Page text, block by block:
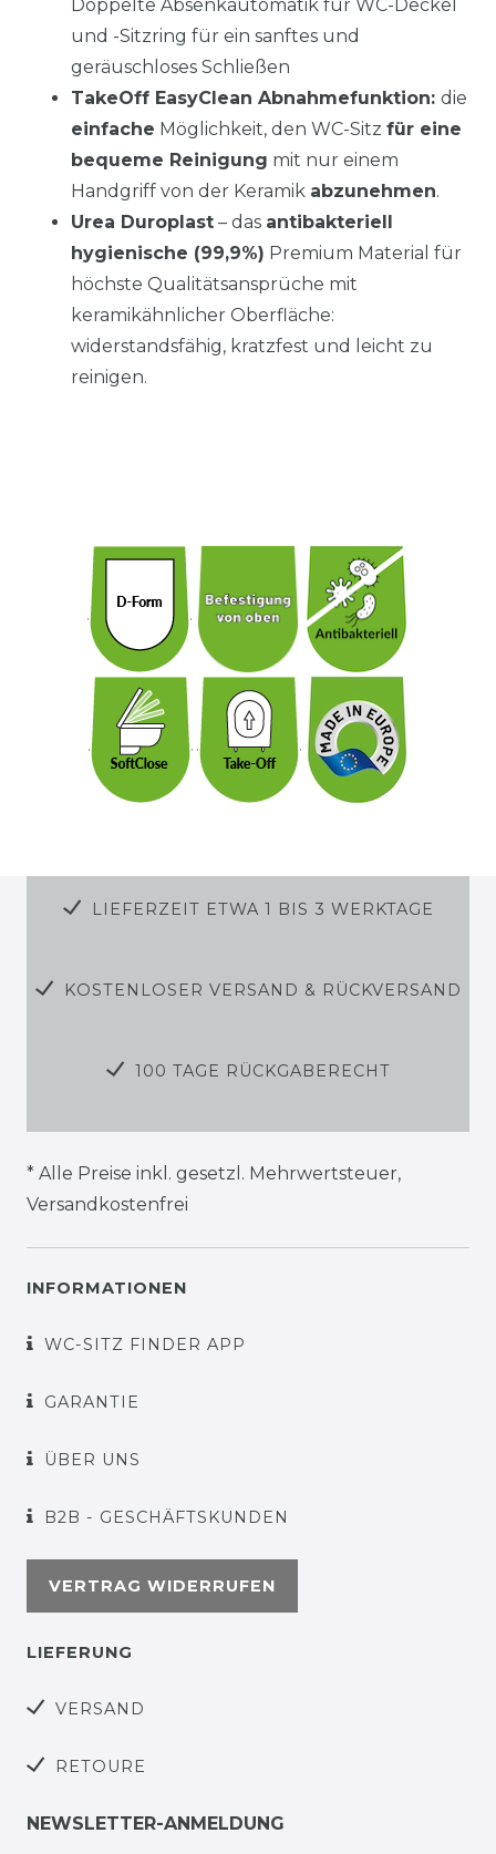
Doppelte Absenkautomatik für WC-Deckel
und -Sitzring für ein sanftes und
geräuschloses Schließen
TakeOff EasyClean Abnahmefunktion: die
einfache Möglichkeit, den WC-Sitz für eine
bequeme Reinigung mit nur einem
Handgriff von der Keramik abzunehmen.
Urea Duroplast – das antibakteriell
hygienische (99,9%) Premium Material für
höchste Qualitätsansprüche mit
keramikähnlicher Oberfläche:
widerstandsfähig, kratzfest und leicht zu
reinigen.
LIEFERZEIT ETWA 1 BIS 3 WERKTAGE
KOSTENLOSER VERSAND & RÜCKVERSAND
100 TAGE RÜCKGABERECHT
* Alle Preise inkl. gesetzl. Mehrwertsteuer,
Versandkostenfrei
INFORMATIONEN
WC-SITZ FINDER APP
GARANTIE
ÜBER UNS
B2B - GESCHÄFTSKUNDEN
VERTRAG WIDERRUFEN
LIEFERUNG
VERSAND
RETOURE
NEWSLETTER-ANMELDUNG